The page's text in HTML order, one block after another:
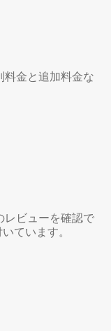
金と追加料金な
レビューを確認で
ています。